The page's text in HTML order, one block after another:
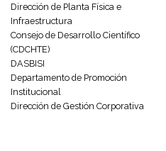
Dirección de Planta Física e
Infraestructura
Consejo de Desarrollo Científico
(CDCHTE)
DASBISI
Departamento de Promoción
Institucional
Dirección de Gestión Corporativa